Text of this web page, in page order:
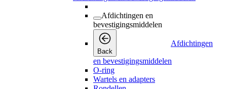
Afdichtingen en
bevestigingsmiddelen
Back
Afdichtingen
en bevestigingsmiddelen
O-ring
Wartels en adapters